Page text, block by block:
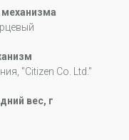
механизма
"Citizen Co. Ltd."
вес, г